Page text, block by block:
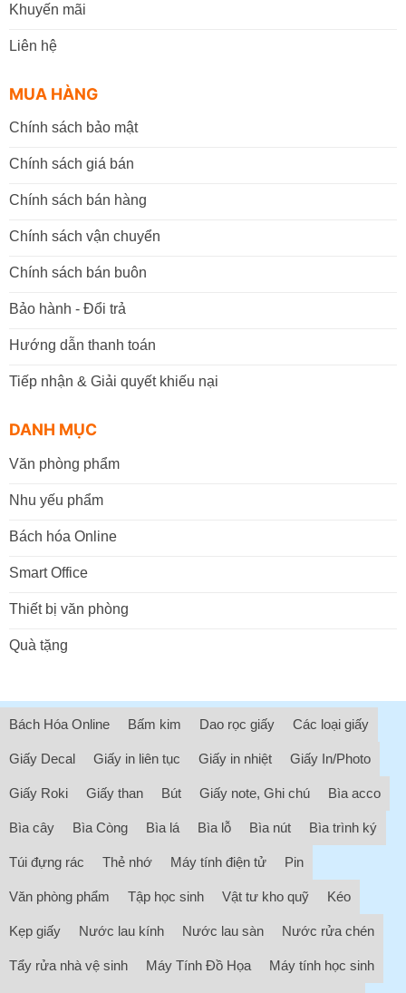
Khuyến mãi
Liên hệ
MUA HÀNG
Chính sách bảo mật
Chính sách giá bán
Chính sách bán hàng
Chính sách vận chuyển
Chính sách bán buôn
Bảo hành - Đổi trả
Hướng dẫn thanh toán
Tiếp nhận & Giải quyết khiếu nại
DANH MỤC
Văn phòng phẩm
Nhu yếu phẩm
Bách hóa Online
Smart Office
Thiết bị văn phòng
Quà tặng
Bách Hóa Online Bấm kim Dao rọc giấy Các loại giấy
Giấy Decal Giấy in liên tục Giấy in nhiệt Giấy In/Photo
Giấy Roki Giấy than Bút Giấy note, Ghi chú Bìa acco
Bìa cây Bìa Còng Bìa lá Bìa lỗ Bìa nút Bìa trình ký
Túi đựng rác Thẻ nhớ Máy tính điện tử Pin
Văn phòng phẩm Tập học sinh Vật tư kho quỹ Kéo
Kẹp giấy Nước lau kính Nước lau sàn Nước rửa chén
Tẩy rửa nhà vệ sinh Máy Tính Đồ Họa Máy tính học sinh